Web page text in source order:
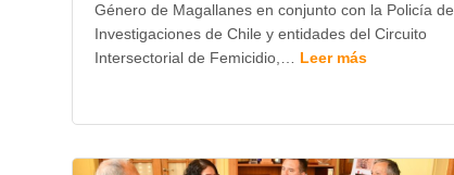
Género de Magallanes en conjunto con la Policía de
Investigaciones de Chile y entidades del Circuito
Intersectorial de Femicidio,… Leer más